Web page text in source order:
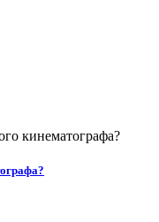
кинематографа?